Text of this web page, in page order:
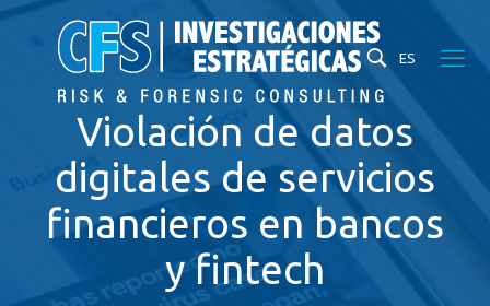
ES
Violación de datos
digitales de servicios
financieros en bancos
y fintech